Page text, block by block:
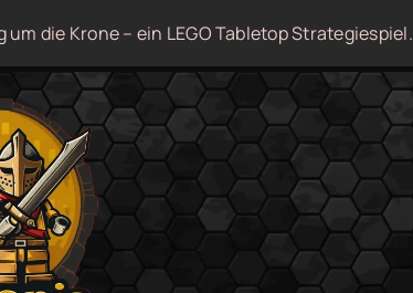
um die Krone – ein LEGO Tabletop Strategiespiel.